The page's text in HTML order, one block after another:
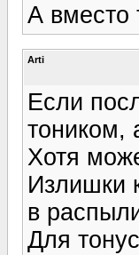
А вместо
Arti
Если
тоником,
Хотя
Излишки
в
Для